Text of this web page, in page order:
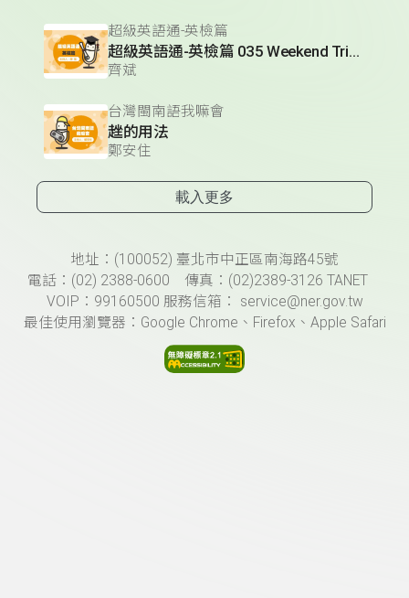
超級英語通-英檢篇
超級英語通-英檢篇 035 Weekend Trip- 週末旅遊
齊斌
台灣閩南語我嘛會
趖的用法
鄭安住
載入更多
頁尾資訊地址：(100052) 臺北市中正區南海路45號
電話：(02) 2388-0600 傳真：(02)2389-3126 TANET
VOIP：99160500 服務信箱： service@ner.gov.tw
最佳使用瀏覽器：Google Chrome、Firefox、Apple Safari